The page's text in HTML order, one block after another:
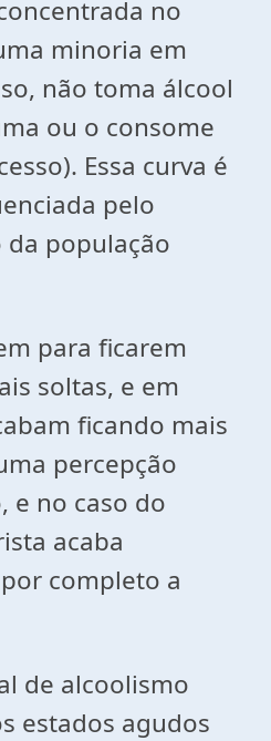
no
minoria em
não toma álcool
ou o consome
Essa curva é
pelo
população
para ficarem
soltas, e em
ficando mais
percepção
e no caso do
acaba
completo a
de alcoolismo
estados agudos